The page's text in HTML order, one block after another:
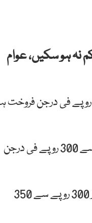
نہ ہو سکیں، عوام
اسلام آباد میں چھوٹے کیلے 250 روپے درجن فروخت ہو رہے ہیں جبکہ درمیانے کیلے 300 روپے فی درجن
سندھ میں چھوٹے سائز کے کیلے 150 روپے فی درجن جبکہ بڑے سائز کے کیلے 250 روپے سے 300 روپے فی درجن
سندھ میں پیاز 280 روپے سے 300 روپے کلو تک فروخت ہو رہا ہے جبکہ اسلام آباد میں پیاز 300 روپے سے 350